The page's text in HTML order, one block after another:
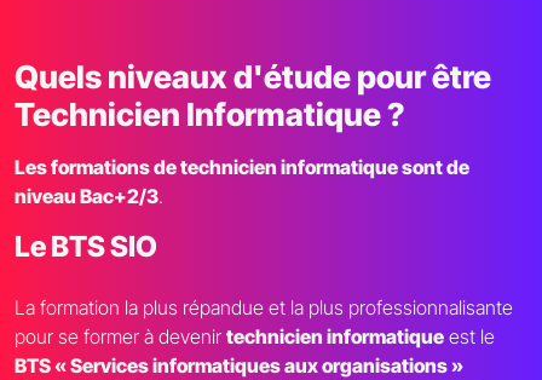
Quels niveaux d'étude pour être
Technicien Informatique ?
Les formations de technicien informatique sont de
niveau Bac+2/3.
Le BTS SIO
La formation la plus répandue et la plus professionnalisante
pour se former à devenir technicien informatique est le
BTS « Services informatiques aux organisations »